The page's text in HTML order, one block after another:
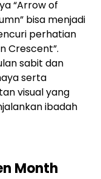
“Arrow of
bisa menjadi
perhatian
Crescent”.
sabit dan
serta
visual yang
ibadah
Month